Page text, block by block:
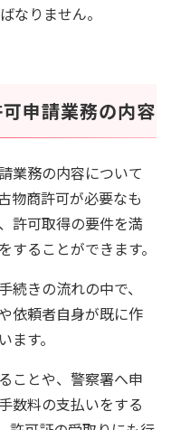
なりません。
申請業務の内容
業務の内容について
物商許可が必要なも
許可取得の要件を満
ることができます。
きの流れの中で、
依頼者自身が既に作
す。
ことや、警察署へ申
数料の支払いをする